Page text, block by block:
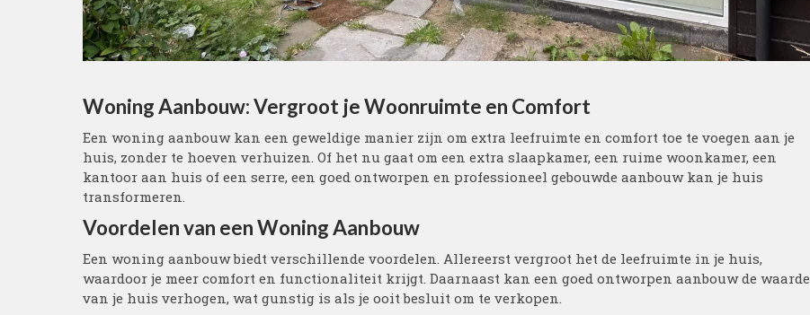
Woning Aanbouw: Vergroot je Woonruimte en Comfort
Een woning aanbouw kan een geweldige manier zijn om extra leefruimte en comfort toe te voegen aan je
huis, zonder te hoeven verhuizen. Of het nu gaat om een extra slaapkamer, een ruime woonkamer, een
kantoor aan huis of een serre, een goed ontworpen en professioneel gebouwde aanbouw kan je huis
transformeren.
Voordelen van een Woning Aanbouw
Een woning aanbouw biedt verschillende voordelen. Allereerst vergroot het de leefruimte in je huis,
waardoor je meer comfort en functionaliteit krijgt. Daarnaast kan een goed ontworpen aanbouw de waarde
van je huis verhogen, wat gunstig is als je ooit besluit om te verkopen.